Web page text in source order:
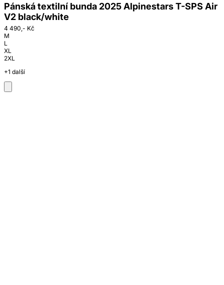
Pánská textilní bunda 2025 Alpinestars T-SPS Air
V2 black/white
4 490,- Kč
M
L
XL
2XL
+1 další